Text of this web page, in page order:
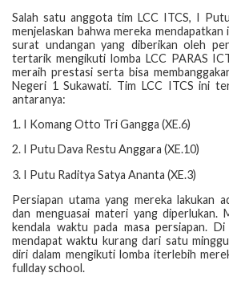
Salah satu anggota tim LCC ITCS, I
menjelaskan bahwa mereka
surat undangan yang diberikan oleh
tertarik mengikuti lomba LCC PARAS
meraih prestasi serta bisa
Negeri 1 Sukawati. Tim LCC ITCS ini
antaranya:
1. I Komang Otto Tri Gangga (XE.6)
2. I Putu Dava Restu Anggara (XE.10)
3. I Putu Raditya Satya Ananta (XE.3)
Persiapan utama yang mereka lakukan
dan menguasai materi yang diperlukan.
kendala waktu pada masa persiapan.
mendapat waktu kurang dari satu
diri dalam mengikuti lomba iterlebih
fullday school.